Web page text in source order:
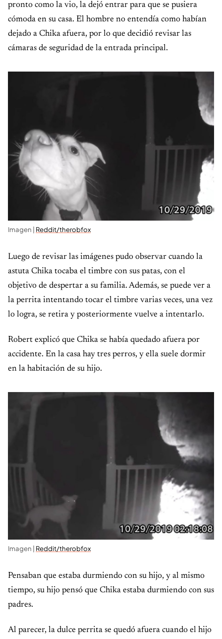
pronto como la vio, la dejó entrar para que se pusiera
cómoda en su casa. El hombre no entendía como habían
dejado a Chika afuera, por lo que decidió revisar las
cámaras de seguridad de la entrada principal.
Imagen | Reddit/therobfox
Luego de revisar las imágenes pudo observar cuando la
astuta Chika tocaba el timbre con sus patas, con el
objetivo de despertar a su familia. Además, se puede ver a
la perrita intentando tocar el timbre varias veces, una vez
lo logra, se retira y posteriormente vuelve a intentarlo.
Robert explicó que Chika se había quedado afuera por
accidente. En la casa hay tres perros, y ella suele dormir
en la habitación de su hijo.
Imagen | Reddit/therobfox
Pensaban que estaba durmiendo con su hijo, y al mismo
tiempo, su hijo pensó que Chika estaba durmiendo con sus
padres.
Al parecer, la dulce perrita se quedó afuera cuando el hijo